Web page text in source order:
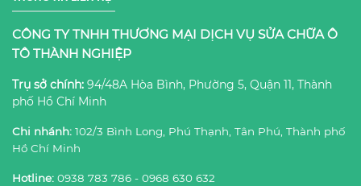
CÔNG TY TNHH THƯƠNG MẠI DỊCH VỤ SỬA CHỮA Ô
TÔ THÀNH NGHIỆP
Trụ sở chính: 94/48A Hòa Bình, Phường 5, Quận 11, Thành
phố Hồ Chí Minh
Chi nhánh: 102/3 Bình Long, Phú Thạnh, Tân Phú, Thành phố
Hồ Chí Minh
Hotline: 0938 783 786 - 0968 630 632